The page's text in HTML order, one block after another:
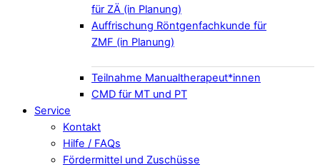
für ZÄ (in Planung)
Auffrischung Röntgenfachkunde für
ZMF (in Planung)
Teilnahme Manualtherapeut*innen
CMD für MT und PT
Service
Kontakt
Hilfe / FAQs
Fördermittel und Zuschüsse